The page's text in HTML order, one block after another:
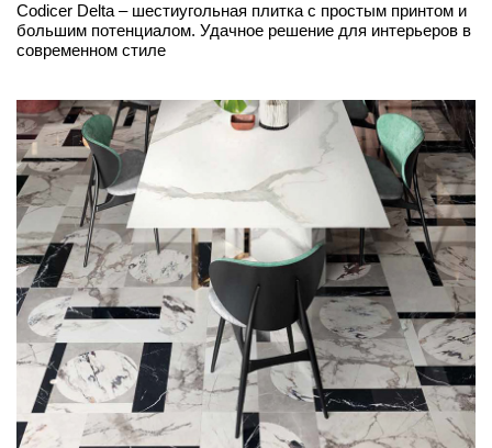
Codicer Delta – шестиугольная плитка с простым принтом и
большим потенциалом. Удачное решение для интерьеров в
современном стиле